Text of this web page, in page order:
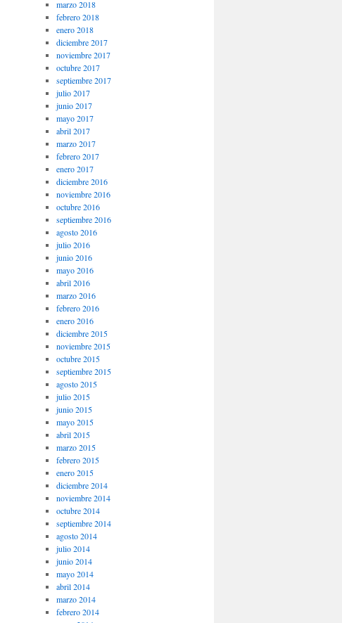
marzo 2018
febrero 2018
enero 2018
diciembre 2017
noviembre 2017
octubre 2017
septiembre 2017
julio 2017
junio 2017
mayo 2017
abril 2017
marzo 2017
febrero 2017
enero 2017
diciembre 2016
noviembre 2016
octubre 2016
septiembre 2016
agosto 2016
julio 2016
junio 2016
mayo 2016
abril 2016
marzo 2016
febrero 2016
enero 2016
diciembre 2015
noviembre 2015
octubre 2015
septiembre 2015
agosto 2015
julio 2015
junio 2015
mayo 2015
abril 2015
marzo 2015
febrero 2015
enero 2015
diciembre 2014
noviembre 2014
octubre 2014
septiembre 2014
agosto 2014
julio 2014
junio 2014
mayo 2014
abril 2014
marzo 2014
febrero 2014